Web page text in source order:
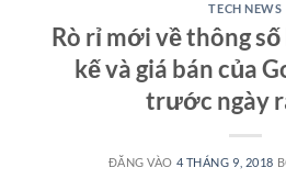
TECH NEWS
Rò rỉ mới về thông
kế và giá bán của
trước ngày
ĐĂNG VÀO 4 THÁNG 9, 2018